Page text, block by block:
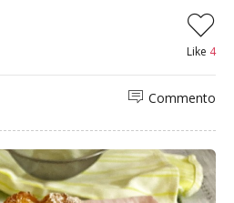
Like 4
Commento